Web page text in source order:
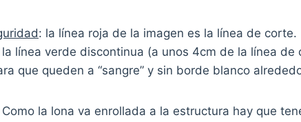
: la línea roja de la imagen es la línea de
línea verde discontinua (a unos 4cm de la línea
que queden a “sangre” y sin borde blanco
Como la lona va enrollada a la estructura hay que